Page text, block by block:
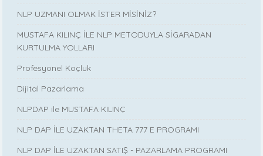
NLP UZMANI OLMAK İSTER MİSİNİZ?
MUSTAFA KILINÇ İLE NLP METODUYLA SİGARADAN
KURTULMA YOLLARI
Profesyonel Koçluk
Dijital Pazarlama
NLPDAP ile MUSTAFA KILINÇ
NLP DAP İLE UZAKTAN THETA 777 E PROGRAMI
NLP DAP İLE UZAKTAN SATIŞ - PAZARLAMA PROGRAMI